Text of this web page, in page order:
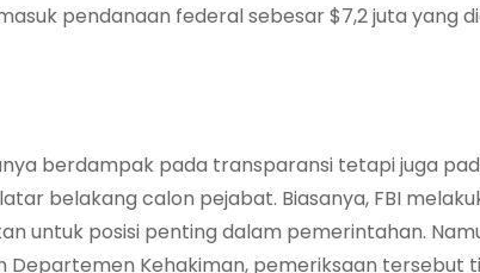
pendanaan federal sebesar $7,2 juta yang
berdampak pada transparansi tetapi juga
belakang calon pejabat. Biasanya, FBI
untuk posisi penting dalam pemerintahan.
Kehakiman, pemeriksaan tersebut